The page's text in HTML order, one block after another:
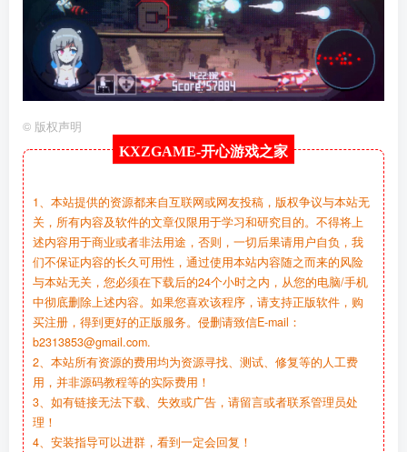
© 版权声明
KXZGAME-开心游戏之家
1、本站提供的资源都来自互联网或网友投稿，版权争议与本站无
关，所有内容及软件的文章仅限用于学习和研究目的。不得将上
述内容用于商业或者非法用途，否则，一切后果请用户自负，我
们不保证内容的长久可用性，通过使用本站内容随之而来的风险
与本站无关，您必须在下载后的24个小时之内，从您的电脑/手机
中彻底删除上述内容。如果您喜欢该程序，请支持正版软件，购
买注册，得到更好的正版服务。侵删请致信E-mail：
b2313853@gmail.com.
2、本站所有资源的费用均为资源寻找、测试、修复等的人工费
用，并非源码教程等的实际费用！
3、如有链接无法下载、失效或广告，请留言或者联系管理员处
理！
4、安装指导可以进群，看到一定会回复！